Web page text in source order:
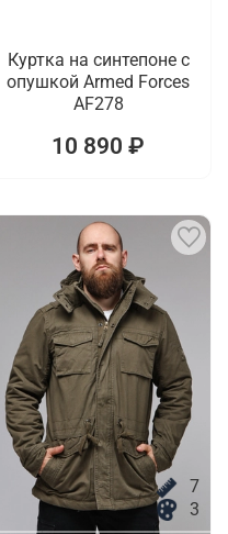
Куртка на синтепоне с
опушкой Armed Forces
AF278
10 890 ₽
7
3